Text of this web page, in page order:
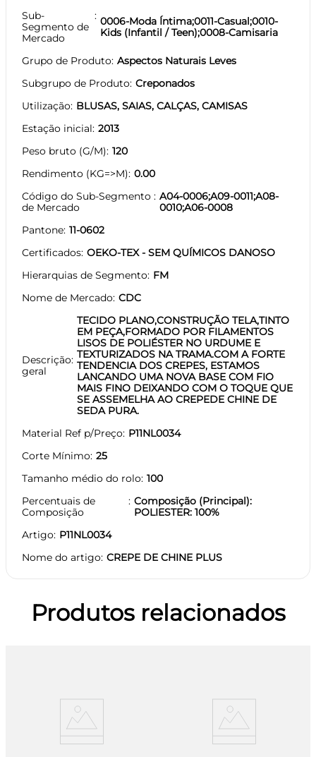
Sub-
Segmento de
Mercado
0006-Moda Íntima;0011-Casual;0010-
Kids (Infantil / Teen);0008-Camisaria
Grupo de Produto Aspectos Naturais Leves
Subgrupo de Produto Creponados
Utilização BLUSAS, SAIAS, CALÇAS, CAMISAS
Estação inicial 2013
Peso bruto (G/M) 120
Rendimento (KG=>M) 0.00
Código do Sub-Segmento
de Mercado
A04-0006;A09-0011;A08-
0010;A06-0008
Pantone 11-0602
Certificados OEKO-TEX - SEM QUÍMICOS DANOSO
Hierarquias de Segmento FM
Nome de Mercado CDC
Descrição
geral
TECIDO PLANO,CONSTRUÇÃO TELA,TINTO
EM PEÇA,FORMADO POR FILAMENTOS
LISOS DE POLIÉSTER NO URDUME E
TEXTURIZADOS NA TRAMA.COM A FORTE
TENDENCIA DOS CREPES, ESTAMOS
LANCANDO UMA NOVA BASE COM FIO
MAIS FINO DEIXANDO COM O TOQUE QUE
SE ASSEMELHA AO CREPEDE CHINE DE
SEDA PURA.
Material Ref p/Preço P11NL0034
Corte Mínimo 25
Tamanho médio do rolo 100
Percentuais de
Composição
Composição (Principal):
POLIESTER: 100%
Artigo P11NL0034
Nome do artigo CREPE DE CHINE PLUS
Produtos relacionados